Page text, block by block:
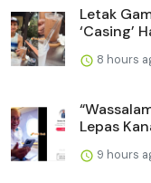
Letak
‘Casing’
8 hours
Lepas
9 hours